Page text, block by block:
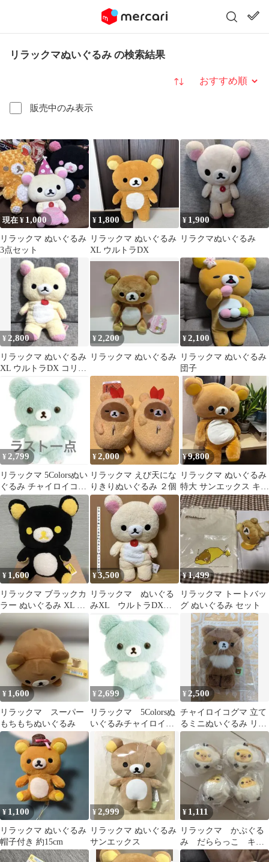
リラックマぬいぐるみ の検索結果
販売中のみ表示
並び替え
現在 ¥ 1,000
リラックマ ぬいぐるみ
3点セット
¥ 1,800
リラックマ ぬいぐるみ
XL ウルトラDX
¥ 1,900
リラクマぬいぐるみ
¥ 2,800
リラックマ ぬいぐるみ
XL ウルトラDX コリラ
ックマ ④
¥2,200
リラックマ ぬいぐるみ
¥2,100
リラックマ ぬいぐるみ
団子
¥ 2,799
リラックマ 5Colorsぬい
ぐるみ チャイロイコグ
マ 10周年
¥2,000
リラックマ えび天にな
りきりぬいぐるみ ２個
¥9,800
リラックマ ぬいぐるみ
特大 サンエックス キャ
ラクター グッズ
¥ 1,600
リラックマ ブラックカ
ラー ぬいぐるみ XL プ
レミアム
¥3,500
リラックマ ぬいぐる
みXL ウルトラDX
コリラックマ
¥1,499
リラックマ トートバッ
グ ぬいぐるみ セット
¥ 1,600
リラックマ スーパー
もちもちぬいぐるみ
¥ 2,699
リラックマ 5Colorsぬ
いぐるみチャイロイコ
グマ だいすきな森のお
友達
¥ 2,500
チャイロイコグマ 立て
るミニぬいぐるみ リラ
ックマ
¥ 1,100
リラックマ ぬいぐるみ
帽子付き 約15cm
¥2,999
リラックマ ぬいぐるみ
サンエックス
¥ 1,111
リラックマ かぷぐる
み だららっこ キイ
ロイトリ 貝 サンエ